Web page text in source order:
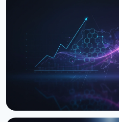
Украина впервые
управление ARMA: $8.3
29 июня 2026 г. 3 мин чтения